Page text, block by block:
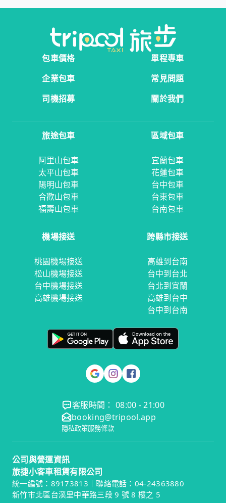
包車價格
單程專車
企業包車
常見問題
司機招募
關於我們
旅途包車
阿里山包車
太平山包車
陽明山包車
合歡山包車
福壽山包車
區域包車
宜蘭包車
花蓮包車
台中包車
台東包車
台南包車
機場接送
桃園機場接送
松山機場接送
台中機場接送
高雄機場接送
跨縣市接送
高雄到台南
台中到台北
台北到宜蘭
高雄到台中
台中到台南
客服時間： 08:00 - 21:00
booking@tripool.app
隱私政策服務條款
公司與營運資訊
旅捷小客車租賃有限公司
統一編號：89173813｜聯絡電話：04-24363880
新竹市北區台溪里中華路三段 9 號 8 樓之 5